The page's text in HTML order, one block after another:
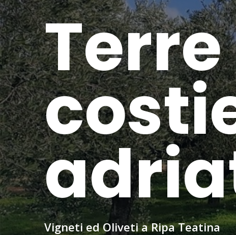
Vigneti ed Oliveti a Ripa Teatina